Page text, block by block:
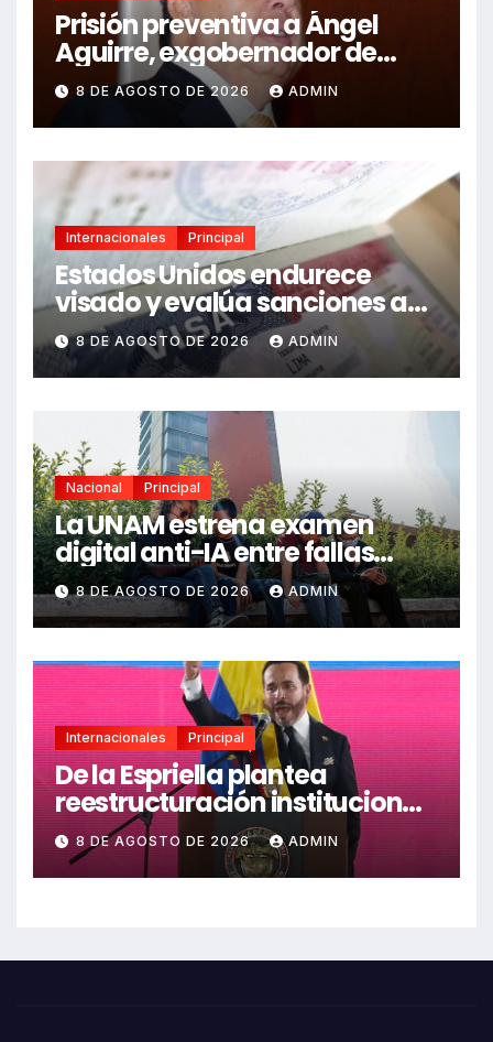
Prisión preventiva a Ángel
Aguirre, exgobernador de
Guerrero, por caso Ayotzinapa
8 DE AGOSTO DE 2026 ADMIN
Internacionales Principal
Estados Unidos endurece
visado y evalúa sanciones a
funcionarios de México
8 DE AGOSTO DE 2026 ADMIN
Nacional Principal
La UNAM estrena examen
digital anti-IA entre fallas
técnicas y angustia
estudiantil
8 DE AGOSTO DE 2026 ADMIN
Internacionales Principal
De la Espriella plantea
reestructuración institucional
en Colombia enfocada en
valores
8 DE AGOSTO DE 2026 ADMIN